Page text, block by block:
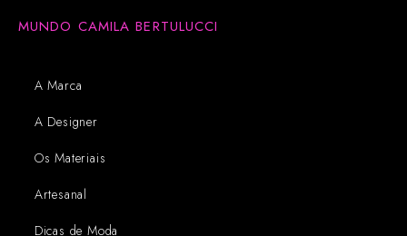
MUNDO CAMILA BERTULUCCI
A Marca
A Designer
Os Materiais
Artesanal
Dicas de Moda